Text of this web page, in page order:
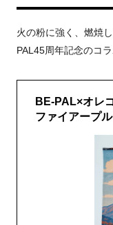
火の粉に強く、燃焼
PAL45周年記念のコ
BE-PAL×オレ
ファイアープ